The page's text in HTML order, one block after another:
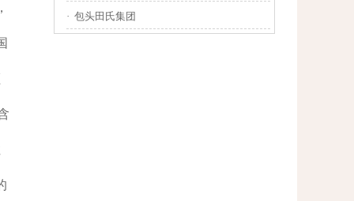
· 包头田氏集团